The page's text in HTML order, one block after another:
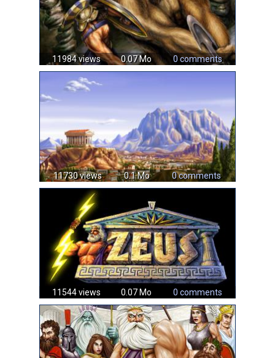
11984 views 0.07 Mo 0 comments
11730 views 0.1 Mo 0 comments
11544 views 0.07 Mo 0 comments